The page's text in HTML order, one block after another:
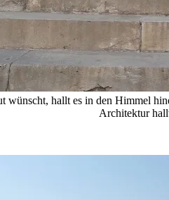
wünscht, hallt es in den Himmel
Architektur